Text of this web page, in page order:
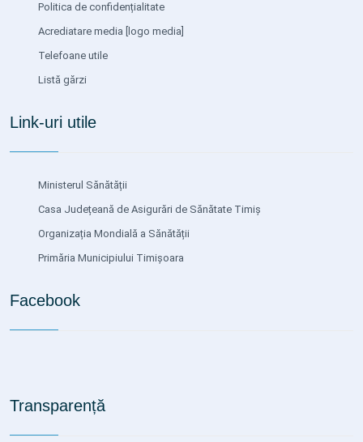
Politica de confidențialitate
Acrediatare media [logo media]
Telefoane utile
Listă gărzi
Link-uri utile
Ministerul Sănătății
Casa Județeană de Asigurări de Sănătate Timiș
Organizația Mondială a Sănătății
Primăria Municipiului Timișoara
Facebook
Transparență